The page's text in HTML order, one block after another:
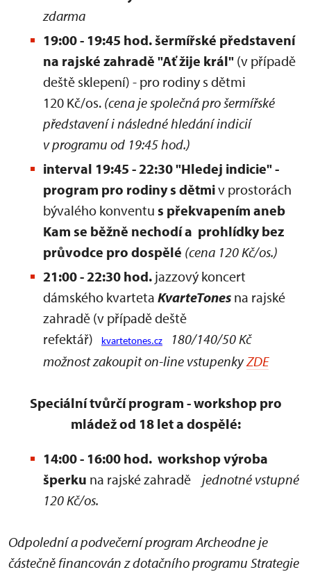
zdarma
19:00 - 19:45 hod. šermířské představení
na rajské zahradě "Ať žije král" (v případě
deště sklepení) - pro rodiny s dětmi
120 Kč/os. (cena je společná pro šermířské
představení i následné hledání indicií
v programu od 19:45 hod.)
interval 19:45 - 22:30 "Hledej indicie" -
program pro rodiny s dětmiv prostorách
bývalého konventu s překvapením aneb
Kam se běžně nechodí a prohlídky bez
průvodce pro dospělé (cena 120 Kč/os.)
21:00 - 22:30 hod. jazzový koncert
dámského kvarteta KvarteTones na rajské
zahradě (v případě deště
refektář)
kvartetones.cz
180/140/50 Kč
možnost zakoupit on-line vstupenkyZDE
Speciální tvůrčí program - workshop pro
mládež od 18 let a dospělé:
14:00 - 16:00 hod. workshop výroba
šperku na rajské zahradě jednotné vstupné
120 Kč/os.
Odpolední a podvečerní program Archeodne je
částečně financován z dotačního programu Strategie